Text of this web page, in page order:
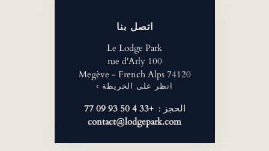
اتصل بنا
Le Lodge Park
100 rue d'Arly
74120 Megève - French Alps
انظر على الخريطة ›
الحجز :+33 4 50 93 09 77
contact@lodgepark.com